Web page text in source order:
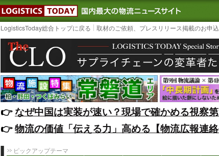
LOGISTICS TODAY｜国内最大の物流
LogisticsToday総合トップに戻る 取材のご依頼、プレスリリース掲載のお申
👉️なぜ中国は実装が速い？現場で確かめる視察
👉️物流の価値「伝える力」高める【物流広報連
ピックアップテーマ